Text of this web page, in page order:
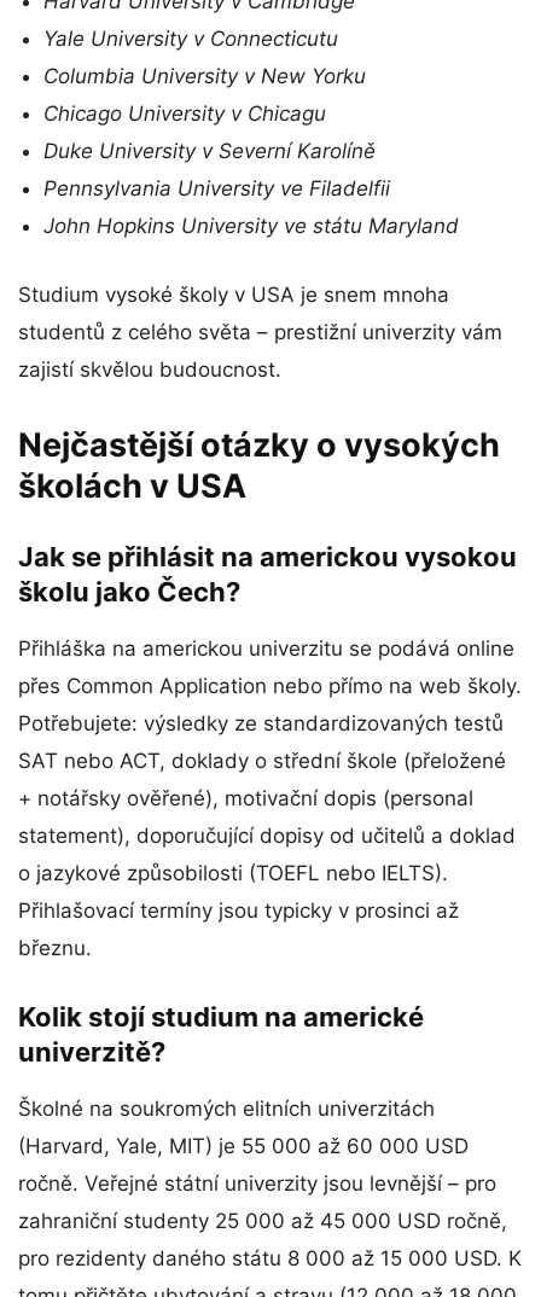
Yale University v Connecticutu
Columbia University v New Yorku
Chicago University v Chicagu
Duke University v Severní Karolíně
Pennsylvania University ve Filadelfii
John Hopkins University ve státu Maryland
Studium vysoké školy v USA je snem mnoha
studentů z celého světa – prestižní univerzity vám
zajistí skvělou budoucnost.
Nejčastější otázky o vysokých
školách v USA
Jak se přihlásit na americkou vysokou
školu jako Čech?
Přihláška na americkou univerzitu se podává online
přes Common Application nebo přímo na web školy.
Potřebujete: výsledky ze standardizovaných testů
SAT nebo ACT, doklady o střední škole (přeložené
+ notářsky ověřené), motivační dopis (personal
statement), doporučující dopisy od učitelů a doklad
o jazykové způsobilosti (TOEFL nebo IELTS).
Přihlašovací termíny jsou typicky v prosinci až
březnu.
Kolik stojí studium na americké
univerzitě?
Školné na soukromých elitních univerzitách
(Harvard, Yale, MIT) je 55 000 až 60 000 USD
ročně. Veřejné státní univerzity jsou levnější – pro
zahraniční studenty 25 000 až 45 000 USD ročně,
pro rezidenty daného státu 8 000 až 15 000 USD. K